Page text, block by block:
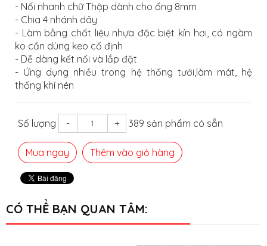
- Nối nhanh chữ Thập dành cho ống 8mm
- Chia 4 nhánh dây
- Làm bằng chất liệu nhựa đặc biệt kín hơi, có ngàm
ko cần dùng keo cố định
- Dễ dàng kết nối và lắp đặt
- Ứng dụng nhiều trong hệ thống tưới,làm mát, hệ
thống khí nén
Số lượng - + 389 sản phẩm có sẵn
Mua ngay Thêm vào giỏ hàng
CÓ THỂ BẠN QUAN TÂM: